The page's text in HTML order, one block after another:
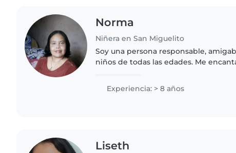
Norma
Niñera en San Miguelito
Soy una persona responsable,
niños de todas las edades. Me
cocinar y ayudar con las..
Experiencia: > 8 años
Liseth